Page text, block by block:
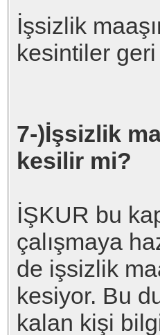
İşsizlik
kesintiler
7-)İşsizlik
kesilir mi?
İŞKUR bu
çalışmaya
de işsizlik
kesiyor. Bu
kalan kişi